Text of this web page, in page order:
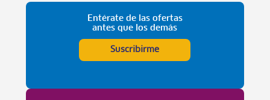
Entérate de las ofertas
antes que los demás
Suscribirme